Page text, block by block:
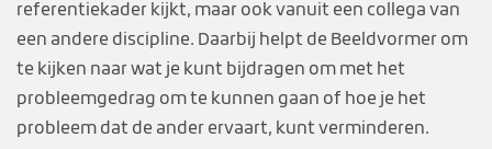
referentiekader kijkt, maar ook vanuit een collega van
een andere discipline. Daarbij helpt de Beeldvormer om
te kijken naar wat je kunt bijdragen om met het
probleemgedrag om te kunnen gaan of hoe je het
probleem dat de ander ervaart, kunt verminderen.